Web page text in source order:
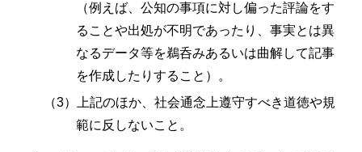
（例えば、公知の事項に対し偏った評論をす
ることや出処が不明であったり、事実とは異
なるデータ等を鵜呑みあるいは曲解して記事
を作成したりすること）。
上記のほか、社会通念上遵守すべき道徳や規
範に反しないこと。